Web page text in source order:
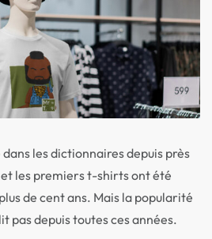
les dictionnaires depuis près
les premiers t-shirts ont été
de cent ans. Mais la popularité
pas depuis toutes ces années.